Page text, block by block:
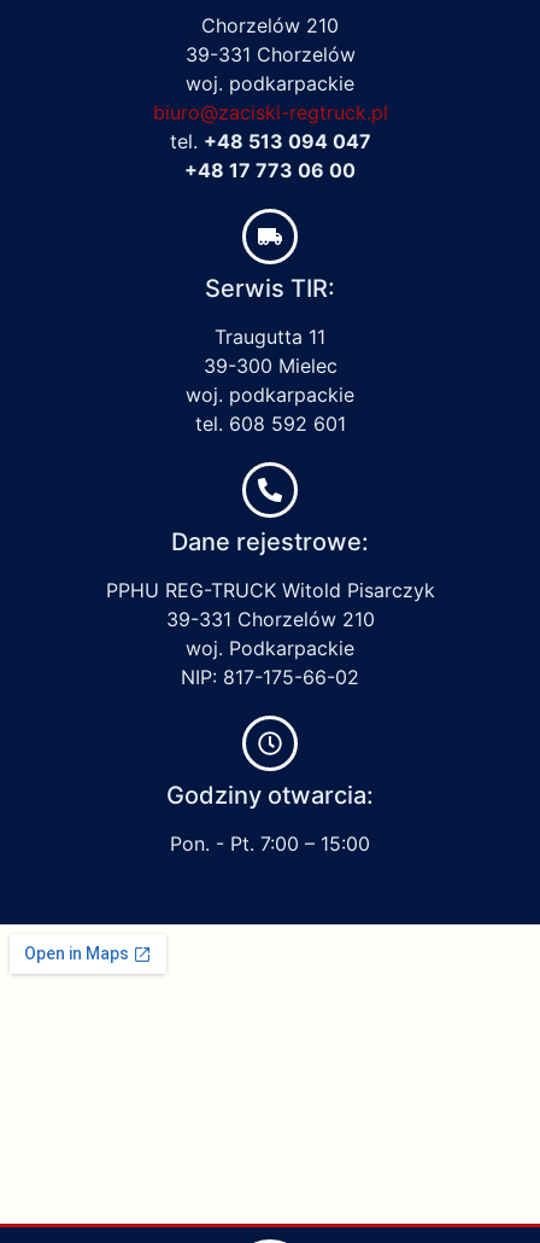
Chorzelów 210
39-331 Chorzelów
woj. podkarpackie
biuro@zaciski-regtruck.pl
tel. +48 513 094 047
+48 17 773 06 00
Serwis TIR:
Traugutta 11
39-300 Mielec
woj. podkarpackie
tel. 608 592 601
Dane rejestrowe:
PPHU REG-TRUCK Witold Pisarczyk
39-331 Chorzelów 210
woj. Podkarpackie
NIP: 817-175-66-02
Godziny otwarcia:
Pon. - Pt. 7:00 – 15:00